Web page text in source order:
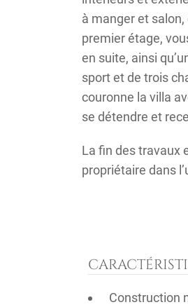
à manger et
premier étage,
en suite, ainsi
sport et de trois
couronne la villa
se détendre et
La fin des travaux
propriétaire dans
Construction